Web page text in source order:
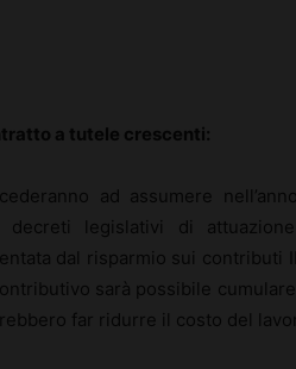
a tutele crescenti:
ad assumere
decreti legislativi di
dal risparmio sui contributi
sarà possibile
far ridurre il costo del